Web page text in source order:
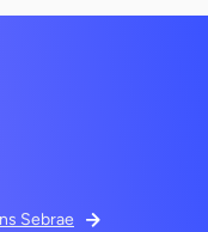
Sebrae